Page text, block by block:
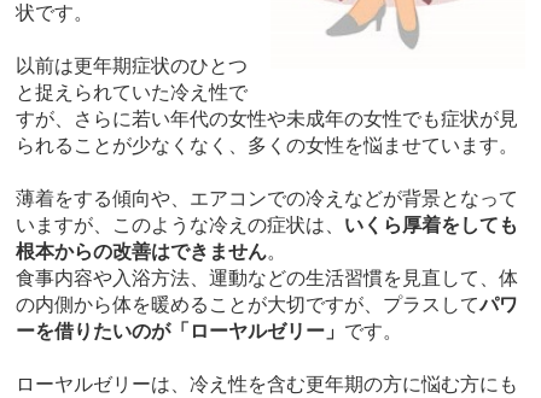
状です。
以前は更年期症状のひとつ
と捉えられていた冷え性で
すが、さらに若い年代の女性や未成年の女性でも症状が見
られることが少なくなく、多くの女性を悩ませています。
薄着をする傾向や、エアコンでの冷えなどが背景となって
いますが、このような冷えの症状は、 いくら厚着をしても
根本からの改善はできません。
食事内容や入浴方法、運動などの生活習慣を見直して、体
の内側から体を暖めることが大切ですが、プラスしてパワ
ーを借りたいのが「ローヤルゼリー」 です。
ローヤルゼリーは、冷え性を含む更年期の方に悩む方にも